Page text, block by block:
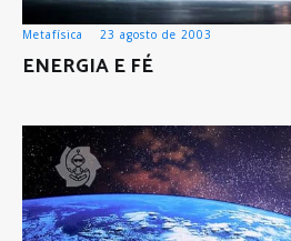
Metafísica 23 agosto de 2003
ENERGIA E FÉ